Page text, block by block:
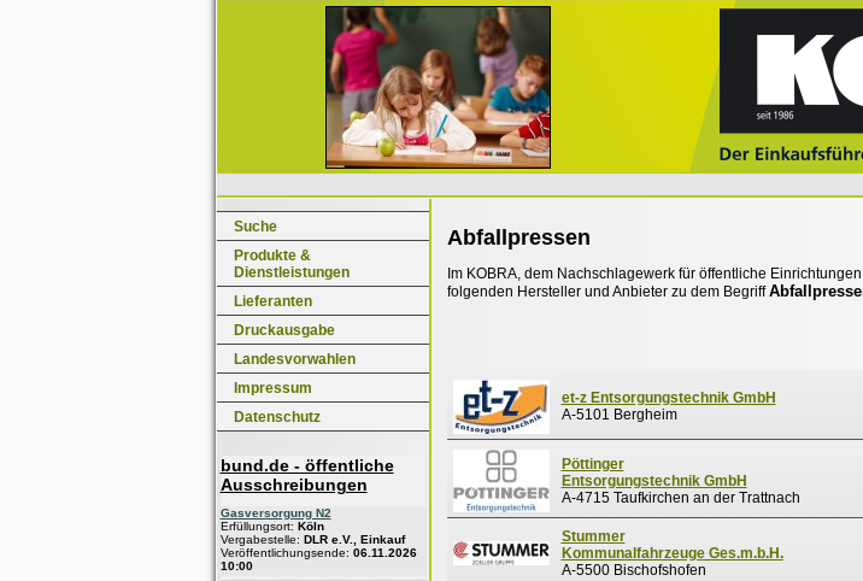
Suche
Produkte &
Dienstleistungen
Lieferanten
Druckausgabe
Landesvorwahlen
Impressum
Datenschutz
bund.de - öffentliche
Ausschreibungen
Gasversorgung N2
Erfüllungsort: Köln
Vergabestelle: DLR e.V., Einkauf
Veröffentlichungsende: 06.11.2026
10:00
Abfallpressen
Im KOBRA, dem Nachschlagewerk für öffentliche
folgenden Hersteller und Anbieter zu dem Begriff
et-z Entsorgungstechnik GmbH
A-5101 Bergheim
Pöttinger
Entsorgungstechnik GmbH
A-4715 Taufkirchen an der Trattnach
Stummer
Kommunalfahrzeuge Ges.m.b.H.
A-5500 Bischofshofen